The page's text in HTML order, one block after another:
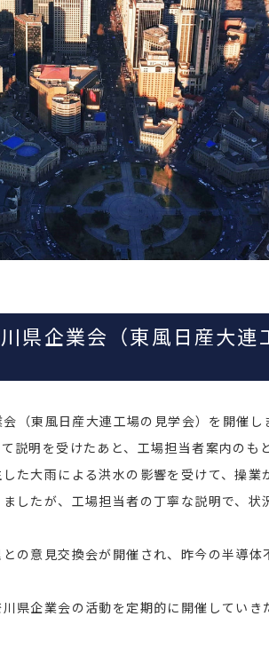
県企業会（東風日産大連
（東風日産大連工場の見学会）を開催し
説明を受けたあと、工場担当者案内のも
た大雨による洪水の影響を受けて、操業
したが、工場担当者の丁寧な説明で、状
の意見交換会が開催され、昨今の半導体
県企業会の活動を定期的に開催していき